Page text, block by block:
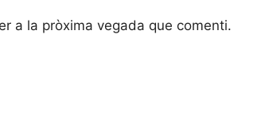
a la pròxima vegada que comenti.